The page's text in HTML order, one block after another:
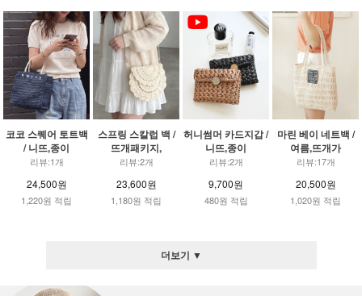
코코 스퀘어 토트백
/ 니뜨,종이
리뷰:1개
24,500원
1,220원 적립
스프링 스칼럽 백 /
뜨개패키지,
리뷰:2개
23,600원
1,180원 적립
허니썸머 카드지갑 /
니뜨,종이
리뷰:2개
9,700원
480원 적립
마린 베이 네트백 /
여름,뜨개가
리뷰:17개
20,500원
1,020원 적립
더보기 ▼